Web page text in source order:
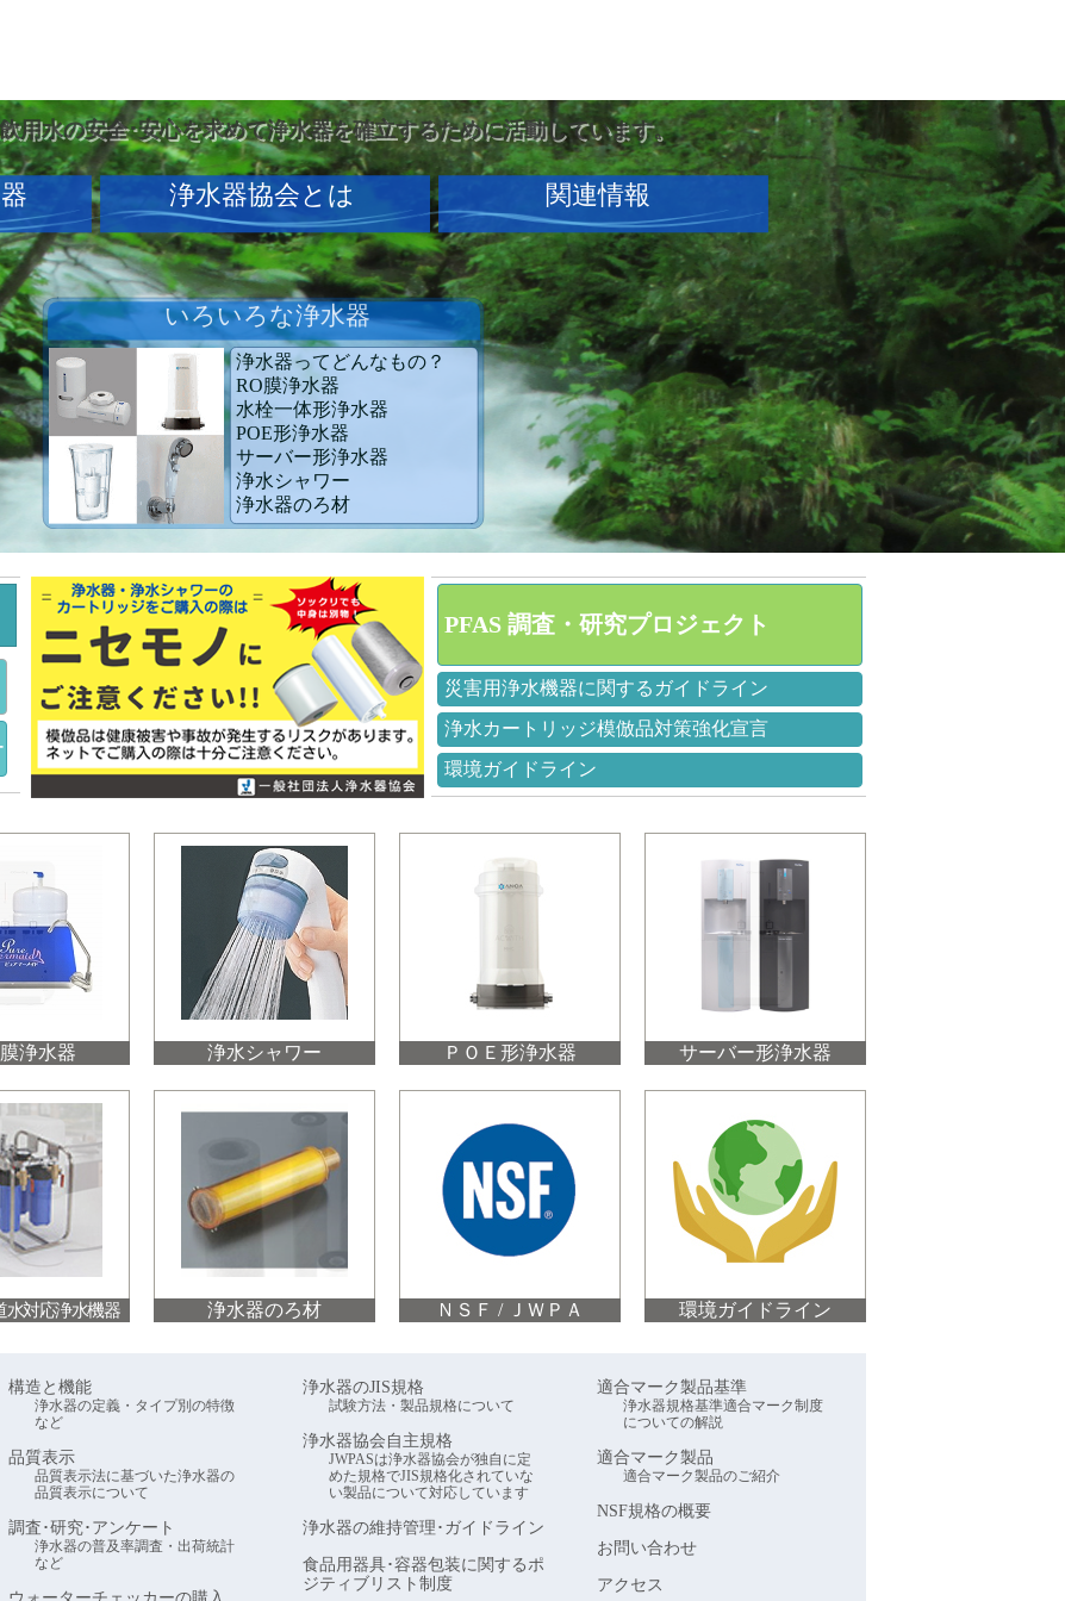
PFAS 調査・研究プロジェクト
災害用浄水機器に関するガイドライン
浄水カートリッジ模倣品対策強化宣言
環境ガイドライン
浄水器 浄水シャワー ＰＯＥ形浄水器 サーバー形浄水器
水対応浄水機器 浄水器のろ材 ＮＳＦ / ＪＷＰＡ 環境ガイドライン
構造と機能
浄水器の定義・タイプ別の特徴
など
品質表示
品質表示法に基づいた浄水器の
品質表示について
調査･研究･アンケート
浄水器の普及率調査・出荷統計
など
浄水器のJIS規格
試験方法・製品規格について
浄水器協会自主規格
JWPASは浄水器協会が独自に定
めた規格でJIS規格化されていな
い製品について対応しています
浄水器の維持管理･ガイドライン
食品用器具･容器包装に関するポ
ジティブリスト制度
適合マーク製品基準
浄水器規格基準適合マーク制度
についての解説
適合マーク製品
適合マーク製品のご紹介
NSF規格の概要
お問い合わせ
アクセス